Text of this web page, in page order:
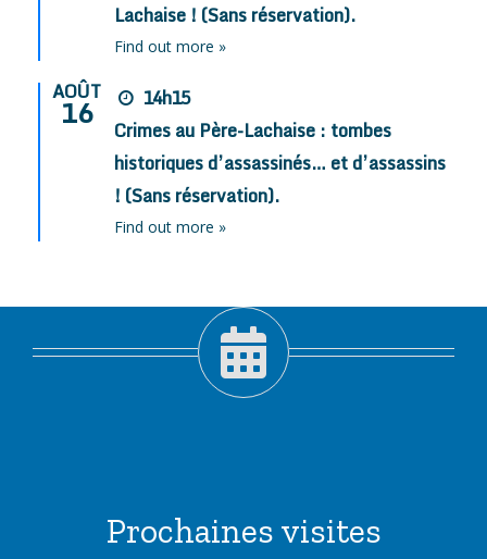
Lachaise ! (Sans réservation).
Find out more »
AOÛT
16
14h15
Crimes au Père-Lachaise : tombes
historiques d’assassinés… et d’assassins
! (Sans réservation).
Find out more »
Prochaines visites